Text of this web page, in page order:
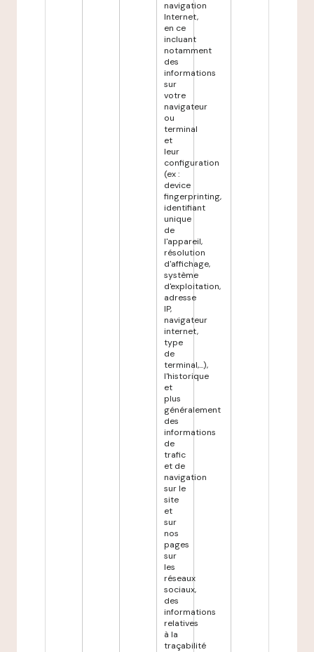
navigation
Internet,
en ce
incluant
notamment
des
informations
sur
votre
navigateur
ou
terminal
et
leur
configuration
(ex :
device
fingerprinting,
identifiant
unique
de
l'appareil,
résolution
d'affichage,
système
d'exploitation,
adresse
IP,
navigateur
internet,
type
de
terminal,...),
l'historique
et
plus
généralement
des
informations
de
trafic
et de
navigation
sur le
site
et
sur
nos
pages
sur
les
réseaux
sociaux,
des
informations
relatives
à la
traçabilité